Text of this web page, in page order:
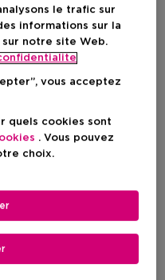
Blue
Atomizer Leather
De Sac
Rechargeable
le trafic sur
informations sur la
notre site Web.
vous acceptez
quels cookies sont
. Vous pouvez
choix.